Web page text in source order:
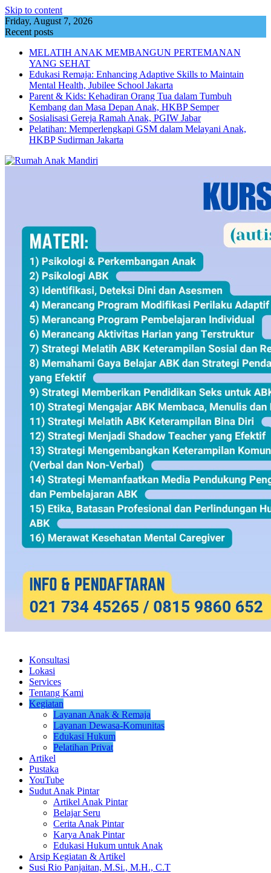
Skip to content
Friday, August 7, 2026
Recent posts
MELATIH ANAK MEMBANGUN PERTEMANAN
YANG SEHAT
Edukasi Remaja: Enhancing Adaptive Skills to Maintain
Mental Health, Jubilee School Jakarta
Parent & Kids: Kehadiran Orang Tua dalam Tumbuh
Kembang dan Masa Depan Anak, HKBP Semper
Sosialisasi Gereja Ramah Anak, PGIW Jabar
Pelatihan: Memperlengkapi GSM dalam Melayani Anak,
HKBP Sudirman Jakarta
Konsultasi
Lokasi
Services
Tentang Kami
Kegiatan
Layanan Anak & Remaja
Layanan Dewasa-Komunitas
Edukasi Hukum
Pelatihan Privat
Artikel
Pustaka
YouTube
Sudut Anak Pintar
Artikel Anak Pintar
Belajar Seru
Cerita Anak Pintar
Karya Anak Pintar
Edukasi Hukum untuk Anak
Arsip Kegiatan & Artikel
Susi Rio Panjaitan, M.Si., M.H., C.T